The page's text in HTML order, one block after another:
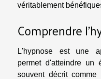
véritablement
Comprendre
L'hypnose est une
permet d'atteindre un
souvent décrit